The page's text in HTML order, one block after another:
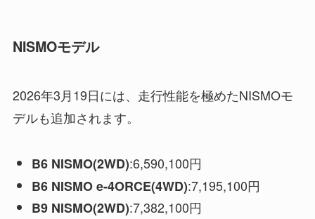
NISMOモデル
2026年3月19日には、走行性能を極めたNISMOモ
デルも追加されます。
B6 NISMO(2WD):6,590,100円
B6 NISMO e-4ORCE(4WD):7,195,100円
B9 NISMO(2WD):7,382,100円